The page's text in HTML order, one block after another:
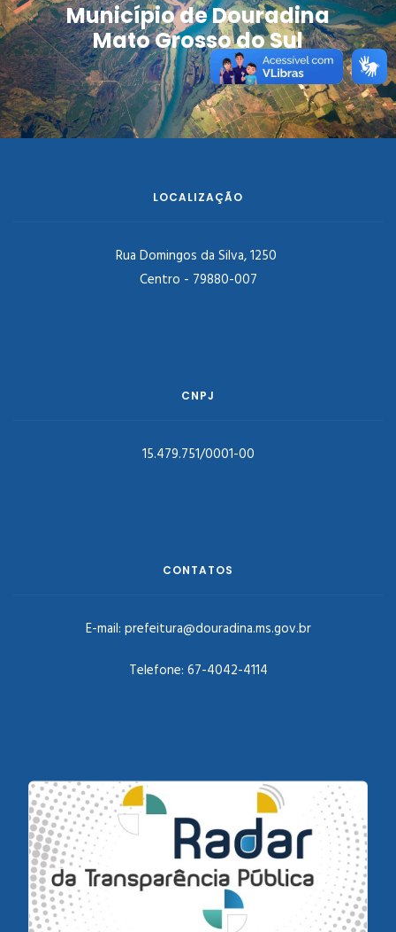
Município de Douradina
Mato Grosso do Sul
LOCALIZAÇÃO
Rua Domingos da Silva, 1250
Centro - 79880-007
CNPJ
15.479.751/0001-00
CONTATOS
E-mail: prefeitura@douradina.ms.gov.br
Telefone: 67-4042-4114